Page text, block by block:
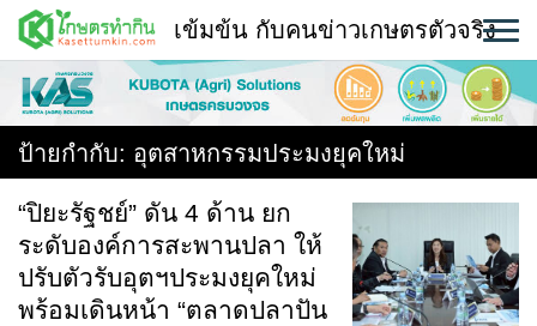
Skip
content
พืช
หน้าแรก
แวดวงเกษตร
ใคร ทำอะไร ที่ไหน
สถานีข่าววันนี้
เข้มข้น กับคนข่าวเกษตรตัวจริง
ป้ายกำกับ: อุตสาหกรรมประมงยุคใหม่
“ปิยะรัฐชย์” ดัน 4 ด้าน ยก
ระดับองค์การสะพานปลา ให้
ปรับตัวรับอุตฯประมงยุคใหม่
พร้อมเดินหน้า “ตลาดปลาปัน